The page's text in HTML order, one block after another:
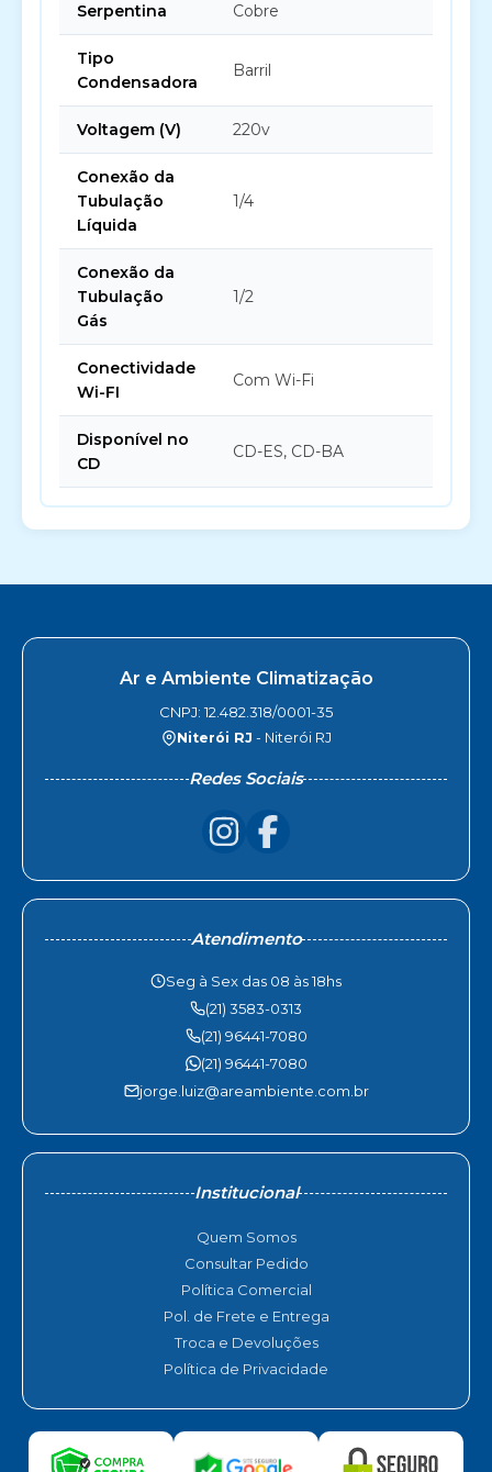
Serpentina Cobre
Tipo
Condensadora
Barril
Voltagem (V) 220v
Conexão da
Tubulação
Líquida
1/4
Conexão da
Tubulação
Gás
1/2
Conectividade
Wi-FI
Com Wi-Fi
Disponível no
CD
CD-ES, CD-BA
Ar e Ambiente Climatização
CNPJ: 12.482.318/0001-35
Niterói RJ - Niterói RJ
Redes Sociais
Atendimento
Seg à Sex das 08 às 18hs
(21) 3583-0313
(21) 96441-7080
(21) 96441-7080
jorge.luiz@areambiente.com.br
Institucional
Quem Somos
Consultar Pedido
Política Comercial
Pol. de Frete e Entrega
Troca e Devoluções
Política de Privacidade